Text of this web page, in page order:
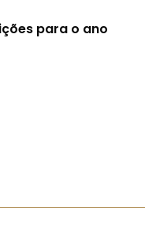
para o ano